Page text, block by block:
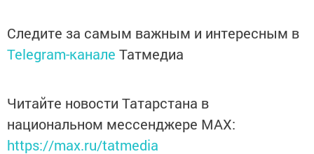
Следите за самым важным и интересным в
Telegram-канале Татмедиа
Читайте новости Татарстана в
национальном мессенджере MАХ:
https://max.ru/tatmedia